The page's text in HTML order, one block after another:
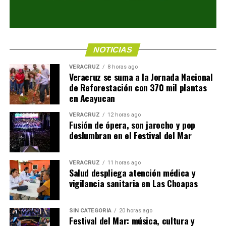
NOTICIAS
VERACRUZ 8 horas ago
Veracruz se suma a la Jornada Nacional
de Reforestación con 370 mil plantas
en Acayucan
VERACRUZ 12 horas ago
Fusión de ópera, son jarocho y pop
deslumbran en el Festival del Mar
VERACRUZ 11 horas ago
Salud despliega atención médica y
vigilancia sanitaria en Las Choapas
SIN CATEGORÍA 20 horas ago
Festival del Mar: música, cultura y